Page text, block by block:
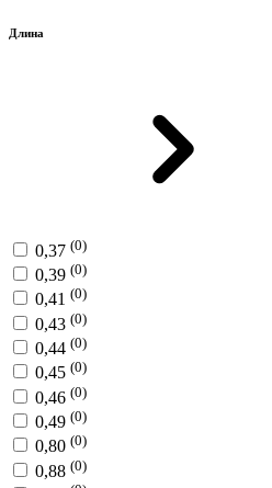
Длина
0,37 (0)
0,39 (0)
0,41 (0)
0,43 (0)
0,44 (0)
0,45 (0)
0,46 (0)
0,49 (0)
0,80 (0)
0,88 (0)